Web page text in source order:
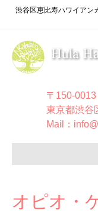
渋谷区恵比寿ハワイアン
〒150-0013
東京都渋
Mail：
オピオ・